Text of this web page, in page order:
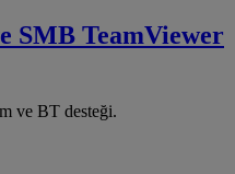
SMB TeamViewer
ve BT desteği.